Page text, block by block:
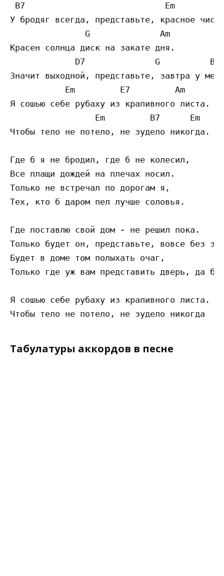
B7                            Em
У бродяг всегда, представьте, красное
               G              Am
Красен солнца диск на закате дня.
D7              G
Значит выходной, представьте, завтра у
           Em         E7         Am
Я сошью себе рубаху из крапивного листа.
                 Em         B7      Em
Чтобы тело не потело, не зудело никогда.
Где б я не бродил, где б не колесил,
Все плащи дождей на плечах носил.
Только не встречал по дорогам я,
Тех, кто б даром пел лучше соловья.
Где поставлю свой дом - не решил пока.
Только будет он, представьте, вовсе без
Будет в доме том полыхать очаг,
Только где уж вам представить дверь, да
Я сошью себе рубаху из крапивного листа.
Табулатуры аккордов в песне